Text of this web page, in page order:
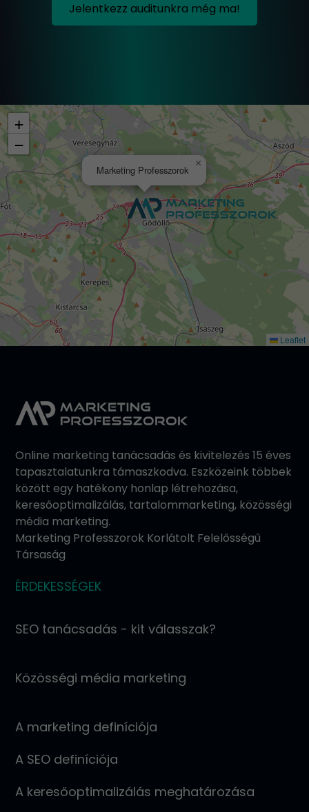
Jelentkezz auditunkra még ma!
Marketing Professzorok
×
+
−
Leaflet
Online marketing tanácsadás és kivitelezés 15 éves
tapasztalatunkra támaszkodva. Eszközeink többek
között egy hatékony honlap létrehozása,
keresőoptimalizálás, tartalommarketing, közösségi
média marketing.
Marketing Professzorok Korlátolt Felelősségű
Társaság
ÉRDEKESSÉGEK
SEO tanácsadás - kit válasszak?
Közösségi média marketing
A marketing definíciója
A SEO definíciója
A keresőoptimalizálás meghatározása